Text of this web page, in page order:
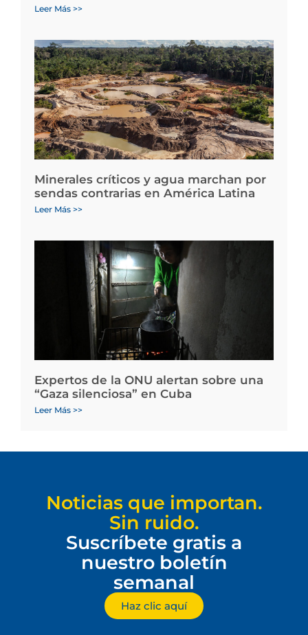
Leer Más >>
Minerales críticos y agua marchan por
sendas contrarias en América Latina
Leer Más >>
Expertos de la ONU alertan sobre una
“Gaza silenciosa” en Cuba
Leer Más >>
Noticias que importan.
Sin ruido.
Suscríbete gratis a
nuestro boletín
semanal
Haz clic aquí